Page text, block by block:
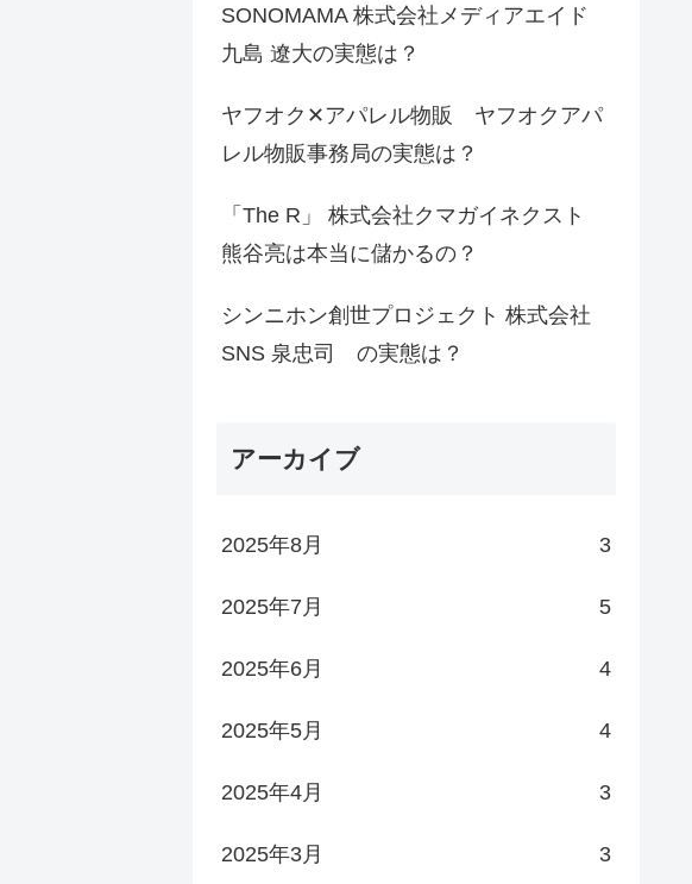
SONOMAMA 株式会社メディアエイド
九島 遼大の実態は？
ヤフオク✕アパレル物販 ヤフオクアパ
レル物販事務局の実態は？
「The R」 株式会社クマガイネクスト
熊谷亮は本当に儲かるの？
シンニホン創世プロジェクト 株式会社
SNS 泉忠司 の実態は？
アーカイブ
2025年8月 3
2025年7月 5
2025年6月 4
2025年5月 4
2025年4月 3
2025年3月 3